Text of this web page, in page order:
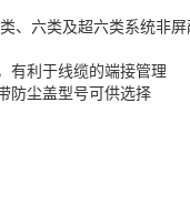
类、六类及超六类系统
有利于线缆的端接管理
防尘盖型号可供选择